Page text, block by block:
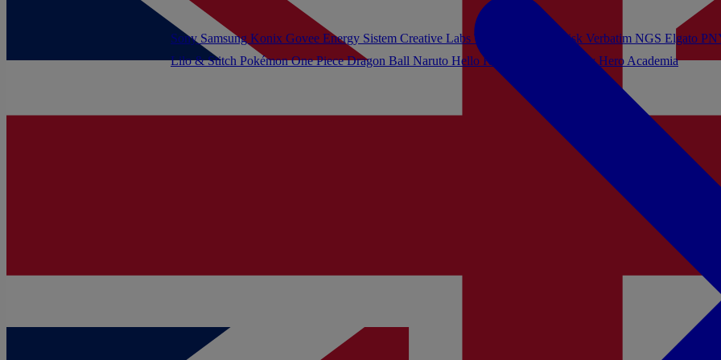
Lilo & Stitch PokémonOne PieceDragon Ball Naruto Hello Kitty My Hero Academia
Sony Samsung Konix Govee Energy Sistem Creative Labs Turtle Beach Sandisk Verbatim NGS Elgato